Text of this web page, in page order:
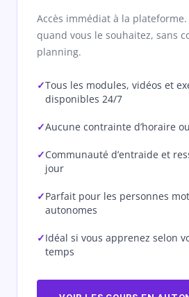
Accès immédiat à la plateforme.
quand vous le souhaitez, sans
planning.
Tous les modules, vidéos et
disponibles 24/7
Aucune contrainte d’horaire
Communauté d’entraide et
jour
Parfait pour les personnes
autonomes
Idéal si vous apprenez selon
temps